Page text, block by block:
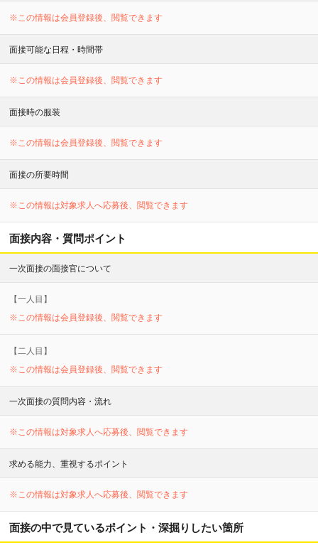
※この情報は会員登録後、閲覧できます
面接可能な日程・時間帯
※この情報は会員登録後、閲覧できます
面接時の服装
※この情報は会員登録後、閲覧できます
面接の所要時間
※この情報は対象求人へ応募後、閲覧できます
面接内容・質問ポイント
一次面接の面接官について
【一人目】
※この情報は会員登録後、閲覧できます
【二人目】
※この情報は会員登録後、閲覧できます
一次面接の質問内容・流れ
※この情報は対象求人へ応募後、閲覧できます
求める能力、重視するポイント
※この情報は対象求人へ応募後、閲覧できます
面接の中で見ているポイント・深掘りしたい箇所